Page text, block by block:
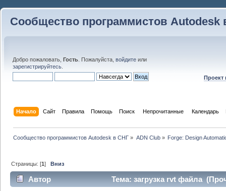
Сообщество программистов Autodesk
Добро пожаловать, Гость . Пожалуйста, войдите или
зарегистрируйтесь
Проект
Начало Сайт Правила Помощь Поиск Непрочитанные Календарь
Сообщество программистов Autodesk в СНГ » ADN Club» Forge: Design
Страницы: [1]Вниз
Автор Тема: загрузка rvt файла